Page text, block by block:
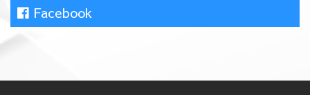
Facebook